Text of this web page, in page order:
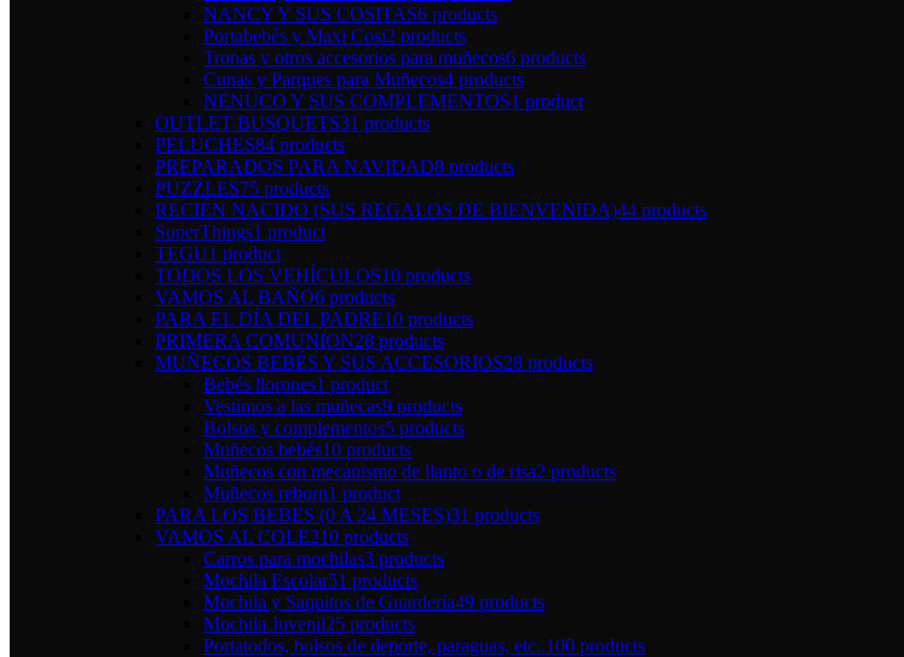
NANCY Y SUS COSITAS6 products
Portabebés y Maxi Cosi2 products
Tronas y otros accesorios para muñecos6 products
Cunas y Parques para Muñecos4 products
NENUCO Y SUS COMPLEMENTOS1 product
OUTLET BUSQUETS31 products
PELUCHES84 products
PREPARADOS PARA NAVIDAD8 products
PUZZLES75 products
RECIÉN NACIDO (SUS REGALOS DE BIENVENIDA)44 products
SuperThings1 product
TEGU1 product
TODOS LOS VEHÍCULOS10 products
VAMOS AL BAÑO6 products
PARA EL DÍA DEL PADRE10 products
PRIMERA COMUNION28 products
MUÑECOS BEBÉS Y SUS ACCESORIOS28 products
Bebés llorones1 product
Vestimos a las muñecas9 products
Bolsos y complementos5 products
Muñecos bebés10 products
Muñecos con mecanismo de llanto o de risa2 products
Muñecos reborn1 product
PARA LOS BEBES (0 A 24 MESES)31 products
VAMOS AL COLE210 products
Carros para mochilas3 products
Mochila Escolar51 products
Mochila y Saquitos de Guardería49 products
Mochila Juvenil25 products
Portatodos, bolsos de deporte, paraguas, etc..100 products